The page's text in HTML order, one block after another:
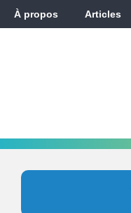
À propos Articles